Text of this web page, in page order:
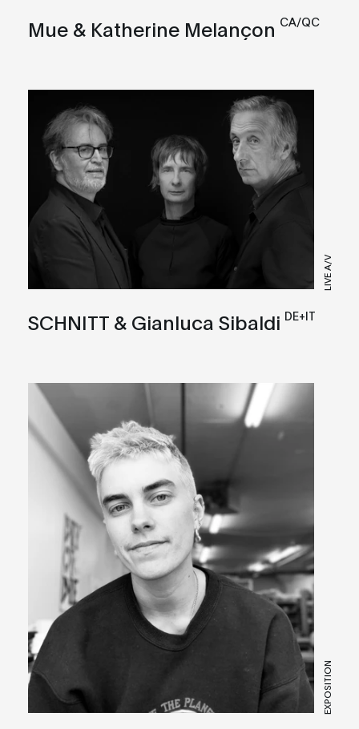
Mue & Katherine Melançon CA/QC
LIVE A/V
SCHNITT & Gianluca Sibaldi DE+IT
EXPOSITION